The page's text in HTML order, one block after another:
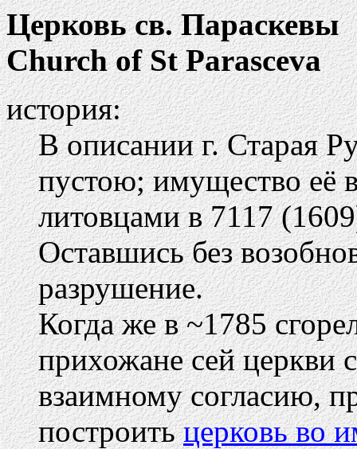
Церковь св. Параскевы
Church of St Parasceva
история:
В описании г. Старая
пустою; имущество её
литовцами в 7117
Оставшись без
разрушение.
Когда же в ~1785
прихожане сей
взаимному согласию,
построитьцерковь во